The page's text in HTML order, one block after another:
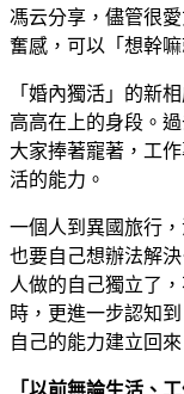
馮云分享，儘管很
奮感，可以「想幹
「婚內獨活」的新
高高在上的身段。
大家捧著寵著，工
活的能力。
一個人到異國旅行
也要自己想辦法解
人做的自己獨立了
時，更進一步認知
自己的能力建立回來